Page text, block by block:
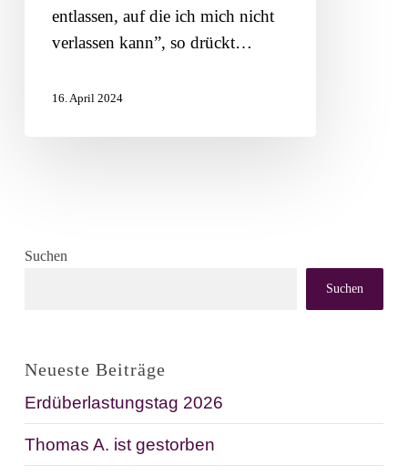
man
sich
verlassen
entlassen, auf die ich mich nicht
verlassen kann”, so drückt…
16. April 2024
Suchen
Suchen
Neueste Beiträge
Erdüberlastungstag 2026
Thomas A. ist gestorben